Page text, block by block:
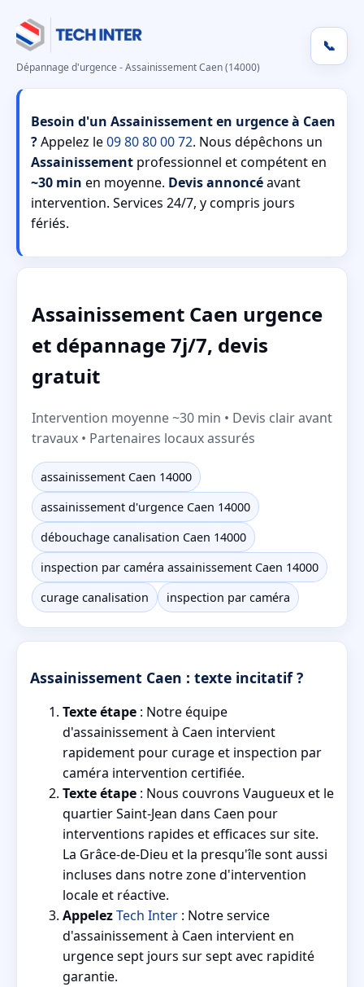
Dépannage d'urgence - Assainissement Caen (14000)
📞
Besoin d'un Assainissement en urgence à Caen
?Appelez le09 80 80 00 72. Nous dépêchons un
Assainissement professionnel et compétent en
~30 min en moyenne. Devis annoncéavant
intervention. Services 24/7, y compris jours
fériés.
Assainissement Caen urgence
et dépannage 7j/7, devis
gratuit
Intervention moyenne ~30 min • Devis clair avant
travaux • Partenaires locaux assurés
assainissement Caen 14000
assainissement d'urgence Caen 14000
débouchage canalisation Caen 14000
inspection par caméra assainissement Caen 14000
curage canalisation
inspection par caméra
Assainissement Caen : texte incitatif ?
Texte étape : Notre équipe
d'assainissement à Caen intervient
rapidement pour curage et inspection par
caméra intervention certifiée.
Texte étape : Nous couvrons Vaugueux et le
quartier Saint-Jean dans Caen pour
interventions rapides et efficaces sur site.
La Grâce-de-Dieu et la presqu'île sont aussi
incluses dans notre zone d'intervention
locale et réactive.
AppelezTech Inter : Notre service
d'assainissement à Caen intervient en
urgence sept jours sur sept avec rapidité
garantie.